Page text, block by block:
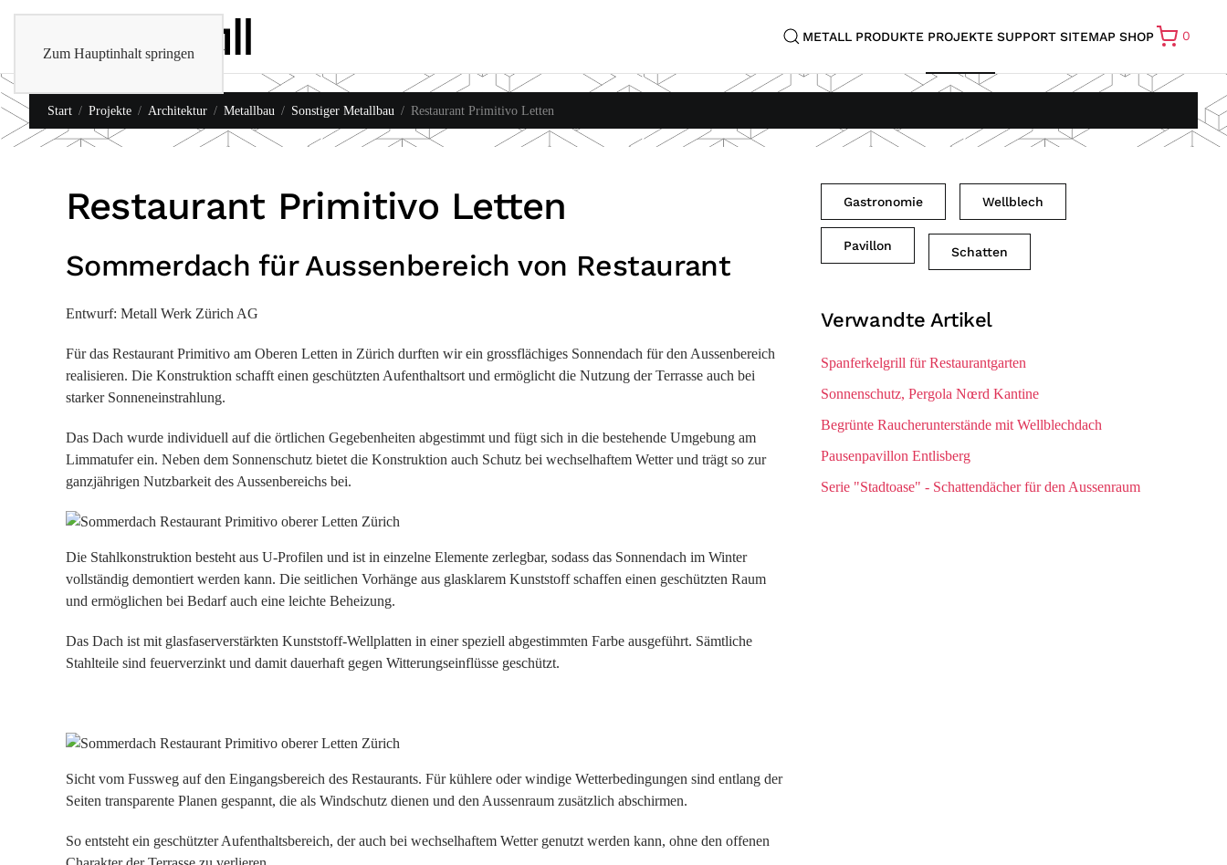
Zum Hauptinhalt springen
METALL PRODUKTE PROJEKTE SUPPORT SITEMAP SHOP 0
Start Projekte Architektur Metallbau Sonstiger Metallbau Restaurant Primitivo Letten
Restaurant Primitivo Letten
Sommerdach für Aussenbereich von Restaurant
Entwurf: Metall Werk Zürich AG
Für das Restaurant Primitivo am Oberen Letten in Zürich durften wir ein grossflächiges Sonnendach für den Aussenbereich
realisieren. Die Konstruktion schafft einen geschützten Aufenthaltsort und ermöglicht die Nutzung der Terrasse auch bei
starker Sonneneinstrahlung.
Das Dach wurde individuell auf die örtlichen Gegebenheiten abgestimmt und fügt sich in die bestehende Umgebung am
Limmatufer ein. Neben dem Sonnenschutz bietet die Konstruktion auch Schutz bei wechselhaftem Wetter und trägt so zur
ganzjährigen Nutzbarkeit des Aussenbereichs bei.
Die Stahlkonstruktion besteht aus U-Profilen und ist in einzelne Elemente zerlegbar, sodass das Sonnendach im Winter
vollständig demontiert werden kann. Die seitlichen Vorhänge aus glasklarem Kunststoff schaffen einen geschützten Raum
und ermöglichen bei Bedarf auch eine leichte Beheizung.
Das Dach ist mit glasfaserverstärkten Kunststoff-Wellplatten in einer speziell abgestimmten Farbe ausgeführt. Sämtliche
Stahlteile sind feuerverzinkt und damit dauerhaft gegen Witterungseinflüsse geschützt.
Sicht vom Fussweg auf den Eingangsbereich des Restaurants. Für kühlere oder windige Wetterbedingungen sind entlang der
Seiten transparente Planen gespannt, die als Windschutz dienen und den Aussenraum zusätzlich abschirmen.
So entsteht ein geschützter Aufenthaltsbereich, der auch bei wechselhaftem Wetter genutzt werden kann, ohne den offenen
Gastronomie Wellblech
Pavillon Schatten
Verwandte Artikel
Spanferkelgrill für Restaurantgarten
Sonnenschutz, Pergola Nœrd Kantine
Begrünte Raucherunterstände mit Wellblechdach
Pausenpavillon Entlisberg
Serie "Stadtoase" - Schattendächer für den Aussenraum